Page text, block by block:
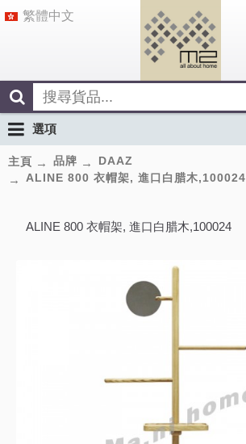
繁體中文
選項
主頁 品牌
DAAZ
ALINE 800 衣帽架, 進口白腊木,100024
ALINE 800 衣帽架, 進口白腊木,100024